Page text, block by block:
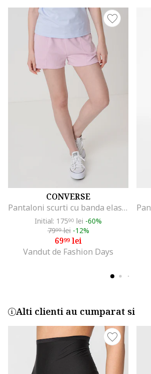
CONVERSE
Pantaloni scurti cu banda elastica in talie si talie inalta, Roz pastel
Initial: 17590 lei -60%
7999lei -12%
6999lei
Vandut de Fashion Days
Alti clienti au cumparat si